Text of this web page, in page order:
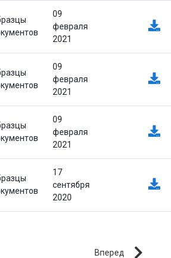
09
февраля
2021
09
февраля
2021
09
февраля
2021
17
сентября
2020
Вперед